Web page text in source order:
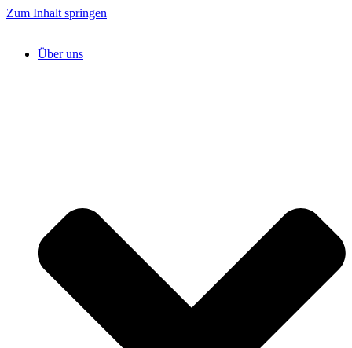
Zum Inhalt springen
Über uns